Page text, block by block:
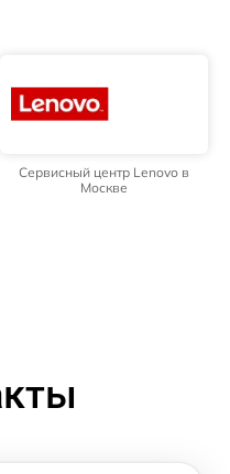
Сервисный центр Lenovo в
Москве